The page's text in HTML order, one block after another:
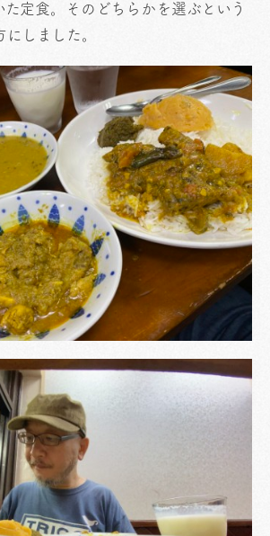
た定食。そのどちらかを選ぶという
しました。